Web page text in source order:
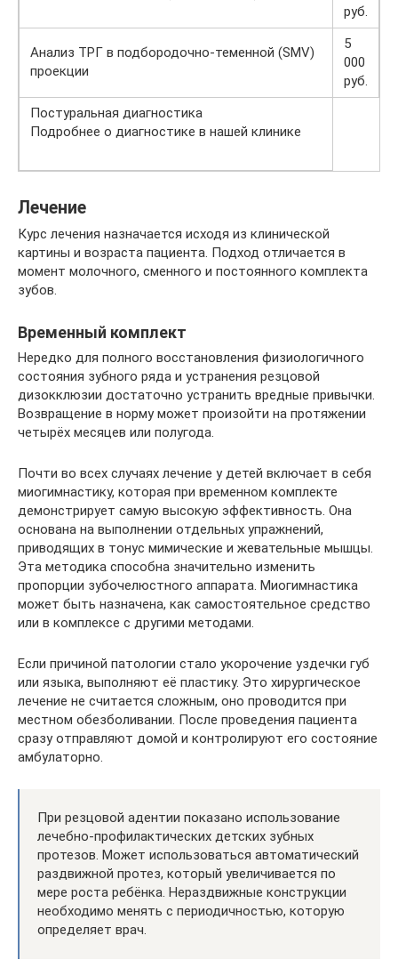
руб.
Анализ ТРГ в подбородочно-теменной (SMV)
проекции
5
000
руб.
Постуральная диагностика
Подробнее о диагностике в нашей клинике
Лечение
Курс лечения назначается исходя из клинической
картины и возраста пациента. Подход отличается в
момент молочного, сменного и постоянного комплекта
зубов.
Временный комплект
Нередко для полного восстановления физиологичного
состояния зубного ряда и устранения резцовой
дизокклюзии достаточно устранить вредные привычки.
Возвращение в норму может произойти на протяжении
четырёх месяцев или полугода.
Почти во всех случаях лечение у детей включает в себя
миогимнастику, которая при временном комплекте
демонстрирует самую высокую эффективность. Она
основана на выполнении отдельных упражнений,
приводящих в тонус мимические и жевательные мышцы.
Эта методика способна значительно изменить
пропорции зубочелюстного аппарата. Миогимнастика
может быть назначена, как самостоятельное средство
или в комплексе с другими методами.
Если причиной патологии стало укорочение уздечки губ
или языка, выполняют её пластику. Это хирургическое
лечение не считается сложным, оно проводится при
местном обезболивании. После проведения пациента
сразу отправляют домой и контролируют его состояние
амбулаторно.
При резцовой адентии показано использование
лечебно-профилактических детских зубных
протезов. Может использоваться автоматический
раздвижной протез, который увеличивается по
мере роста ребёнка. Нераздвижные конструкции
необходимо менять с периодичностью, которую
определяет врач.